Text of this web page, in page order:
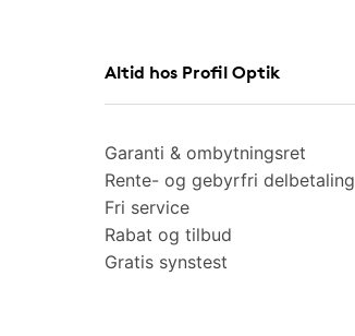
Altid hos Profil Optik
Garanti & ombytningsret
Rente- og gebyrfri delbetaling
Fri service
Rabat og tilbud
Gratis synstest